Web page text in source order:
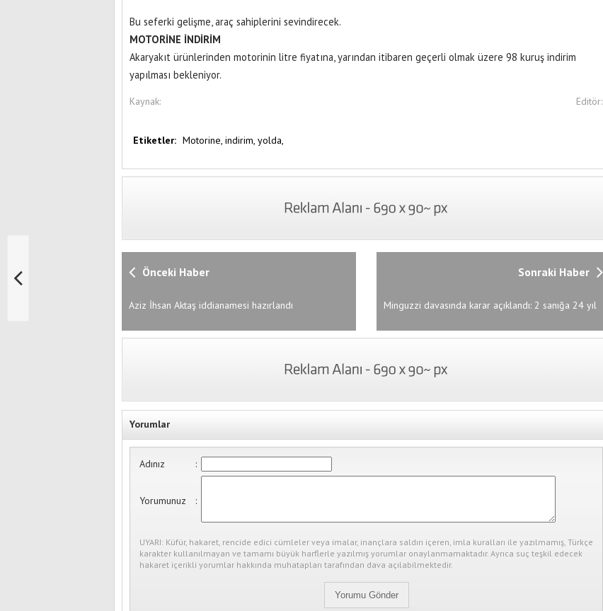
Bu seferki gelişme, araç sahiplerini sevindirecek.
MOTORİNE İNDİRİM
Akaryakıt ürünlerinden motorinin litre fiyatına, yarından itibaren geçerli olmak üzere 98 kuruş indirim
yapılması bekleniyor.
Kaynak: Editör:
Etiketler: Motorine, indirim, yolda,
Önceki Haber
Aziz İhsan Aktaş iddianamesi hazırlandı
Sonraki Haber
Minguzzi davasında karar açıklandı: 2 sanığa 24 yıl
Yorumlar
Adınız :
Yorumunuz :
UYARI: Küfür, hakaret, rencide edici cümleler veya imalar, inançlara saldırı içeren, imla kuralları ile yazılmamış, Türkçe
karakter kullanılmayan ve tamamı büyük harflerle yazılmış yorumlar onaylanmamaktadır. Ayrıca suç teşkil edecek
hakaret içerikli yorumlar hakkında muhatapları tarafından dava açılabilmektedir.